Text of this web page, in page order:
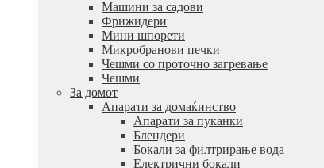
Машини за садови
Фрижидери
Мини шпорети
Микробранови печки
Чешми со проточно загревање
Чешми
За домот
Апарати за домаќинство
Апарати за пуканки
Блендери
Бокали за филтрирање вода
Електрични бокали